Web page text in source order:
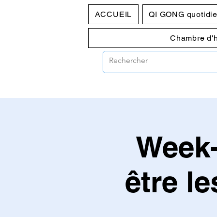
ACCUEIL QI GONG
Chambre
être